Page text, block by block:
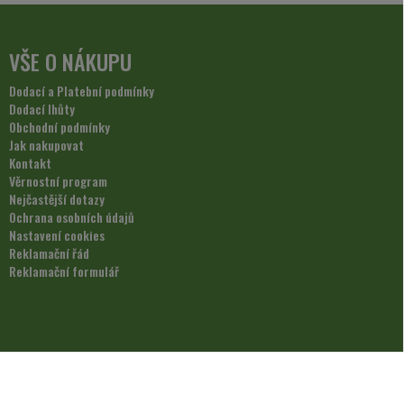
VŠE O NÁKUPU
Dodací a Platební podmínky
Dodací lhůty
Obchodní podmínky
Jak nakupovat
Kontakt
Věrnostní program
Nejčastější dotazy
Ochrana osobních údajů
Nastavení cookies
Reklamační řád
Reklamační formulář